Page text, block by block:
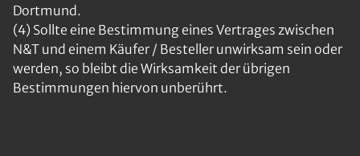
Dortmund.
(4) Sollte eine Bestimmung eines Vertrages zwischen
N&T und einem Käufer / Besteller unwirksam sein oder
werden, so bleibt die Wirksamkeit der übrigen
Bestimmungen hiervon unberührt.